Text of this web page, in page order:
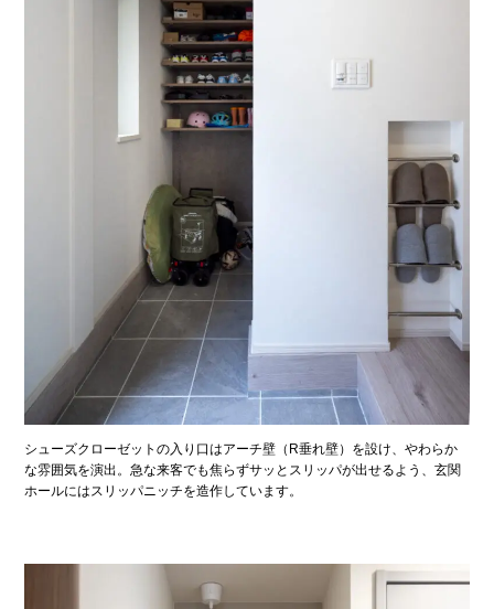
シューズクローゼットの入り口はアーチ壁（R垂れ壁）を設け、やわらか
な雰囲気を演出。急な来客でも焦らずサッとスリッパが出せるよう、玄関
ホールにはスリッパニッチを造作しています。